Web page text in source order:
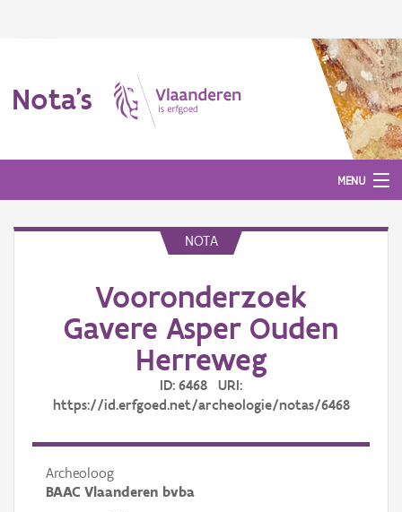
Nota's
MENU
NOTA
Vooronderzoek
Gavere Asper Ouden
Herreweg
ID: 6468 URI:
https://id.erfgoed.net/archeologie/notas/6468
Archeoloog
BAAC Vlaanderen bvba